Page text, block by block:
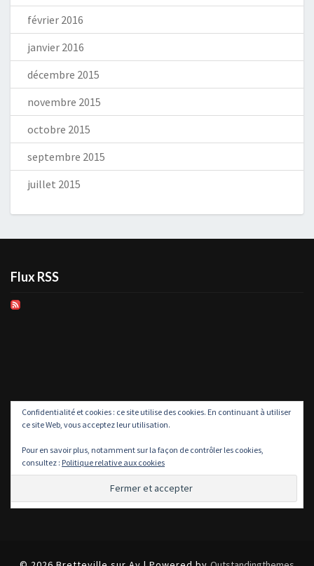
février 2016
janvier 2016
décembre 2015
novembre 2015
octobre 2015
septembre 2015
juillet 2015
Flux RSS
Confidentialité et cookies : ce site utilise des cookies. En continuant à utiliser
ce site Web, vous acceptez leur utilisation.
Pour en savoir plus, notamment sur la façon de contrôler les cookies,
consultez : Politique relative aux cookies